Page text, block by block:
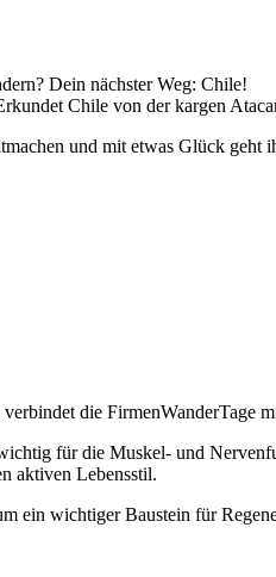
Dein nächster Weg: Chile!
Chile von der kargen
und mit etwas Glück geht
die FirmenWanderTage
für die Muskel- und
aktiven Lebensstil.
ein wichtiger Baustein für